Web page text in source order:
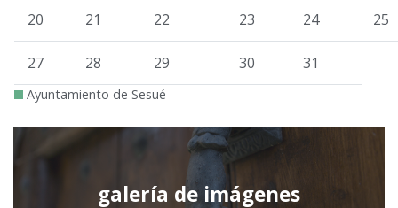
20 21 22 23 24 25
27 28 29 30 31
Ayuntamiento de Sesué
galería de imágenes